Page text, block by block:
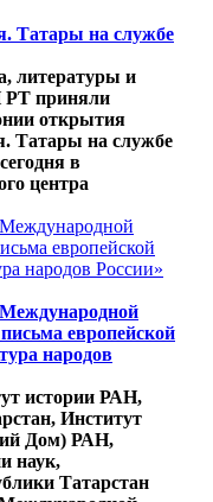
Татары на службе
литературы и
РТ приняли
открытия
Татары на службе
в
центра
европейской
народов
истории РАН,
Институт
Дом) РАН,
наук,
Татарстан